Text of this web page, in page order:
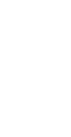
zadarmo